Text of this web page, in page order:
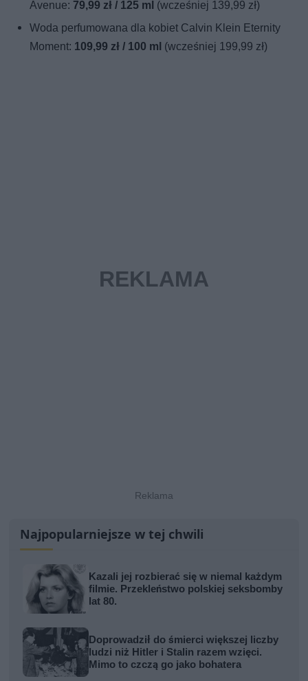
Avenue: 79,99 zł / 125 ml (wcześniej 139,99 zł)
Woda perfumowana dla kobiet Calvin Klein Eternity
Moment: 109,99 zł / 100 ml (wcześniej 199,99 zł)
Najpopularniejsze w tej chwili
Kazali jej rozbierać się w niemal każdym
filmie. Przekleństwo polskiej seksbomby
lat 80.
Doprowadził do śmierci większej liczby
ludzi niż Hitler i Stalin razem wzięci.
Mimo to czczą go jako bohatera